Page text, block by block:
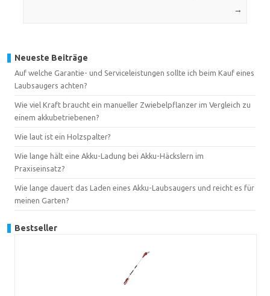
→
Neueste Beiträge
Auf welche Garantie- und Serviceleistungen sollte ich beim Kauf eines
Laubsaugers achten?
Wie viel Kraft braucht ein manueller Zwiebelpflanzer im Vergleich zu
einem akkubetriebenen?
Wie laut ist ein Holzspalter?
Wie lange hält eine Akku-Ladung bei Akku-Häckslern im
Praxiseinsatz?
Wie lange dauert das Laden eines Akku-Laubsaugers und reicht es für
meinen Garten?
Bestseller